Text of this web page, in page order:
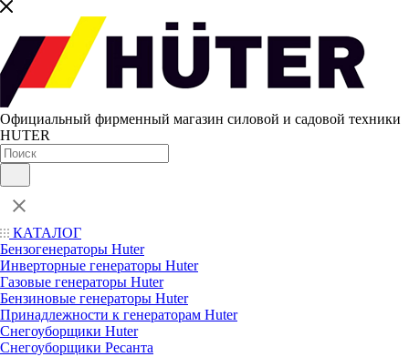
Официальный фирменный магазин силовой и садовой техники
HUTER
КАТАЛОГ
Бензогенераторы Huter
Инверторные генераторы Huter
Газовые генераторы Huter
Бензиновые генераторы Huter
Принадлежности к генераторам Huter
Снегоуборщики Huter
Снегоуборщики Ресанта